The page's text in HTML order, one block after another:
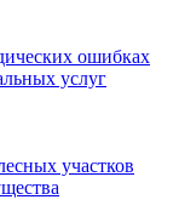
ошибках
услуг
участков